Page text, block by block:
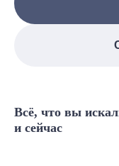
Всё, что вы
и сейчас